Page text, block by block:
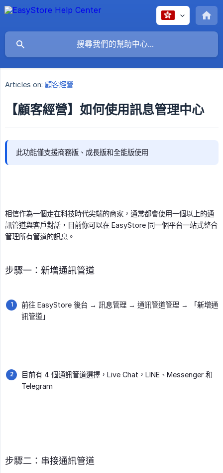
Articles on: 顧客經營
【顧客經營】如何使用訊息管理中心
此功能僅支援商務版、成長版和全能版使用
相信作為一個走在科技時代尖端的商家，通常都會使用一個以上的通
訊管道與客戶對話，目前你可以在 EasyStore 同一個平台一站式整合
管理所有管道的訊息。
步驟一：新增通訊管道
前往 EasyStore 後台 → 訊息管理 → 通訊管道管理 → 「新增通
訊管道」
目前有 4 個通訊管道選擇，Live Chat，LINE、Messenger 和
Telegram
步驟二：串接通訊管道